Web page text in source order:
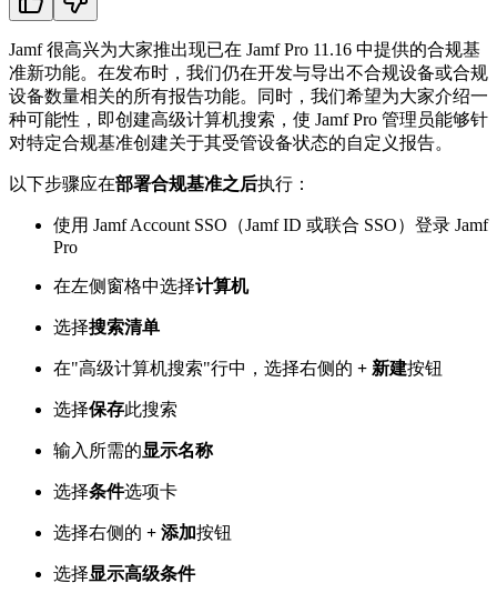
Jamf 很高兴为大家推出现已在 Jamf Pro 11.16 中提供的合规基
准新功能。在发布时，我们仍在开发与导出不合规设备或合规
设备数量相关的所有报告功能。同时，我们希望为大家介绍一
种可能性，即创建高级计算机搜索，使 Jamf Pro 管理员能够针
对特定合规基准创建关于其受管设备状态的自定义报告。
以下步骤应在部署合规基准之后执行：
使用 Jamf Account SSO（Jamf ID 或联合 SSO）登录 Jamf
Pro
在左侧窗格中选择计算机
选择搜索清单
在"高级计算机搜索"行中，选择右侧的 + 新建按钮
选择保存此搜索
输入所需的显示名称
选择条件选项卡
选择右侧的 + 添加按钮
选择显示高级条件